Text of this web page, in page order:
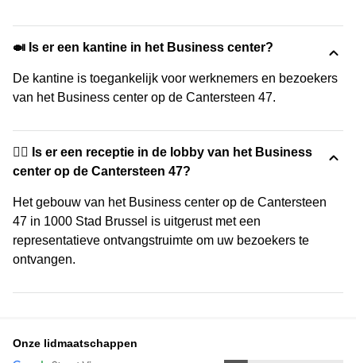
🍛 Is er een kantine in het Business center?
De kantine is toegankelijk voor werknemers en bezoekers
van het Business center op de Cantersteen 47.
🙋‍♀️ Is er een receptie in de lobby van het Business
center op de Cantersteen 47?
Het gebouw van het Business center op de Cantersteen
47 in 1000 Stad Brussel is uitgerust met een
representatieve ontvangstruimte om uw bezoekers te
ontvangen.
Onze lidmaatschappen